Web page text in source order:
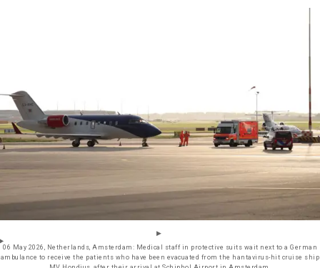
06 May 2026, Netherlands, Amsterdam: Medical staff in protective suits wait next to a German
ambulance to receive the patients who have been evacuated from the hantavirus-hit cruise ship